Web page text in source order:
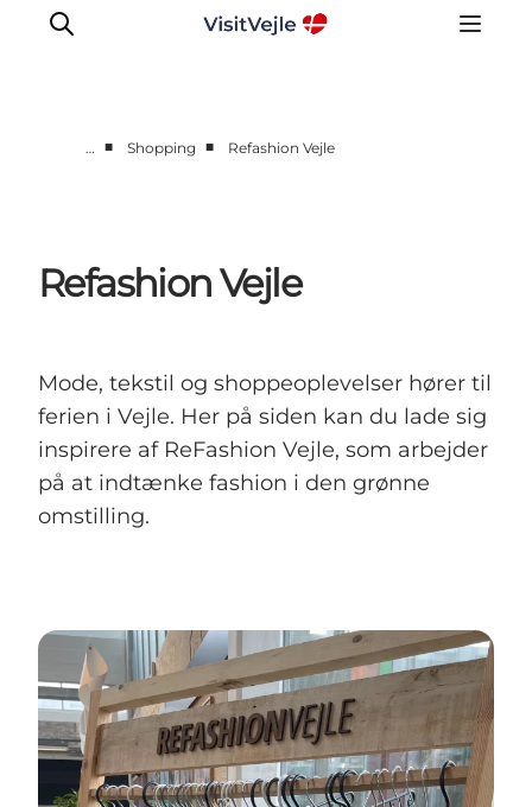
Planlæg dit besøg
Inspiration
… ■ Shopping ■ Refashion Vejle
Refashion Vejle
Mode, tekstil og shoppeoplevelser hører til
ferien i Vejle. Her på siden kan du lade sig
inspirere af ReFashion Vejle, som arbejder
på at indtænke fashion i den grønne
omstilling.